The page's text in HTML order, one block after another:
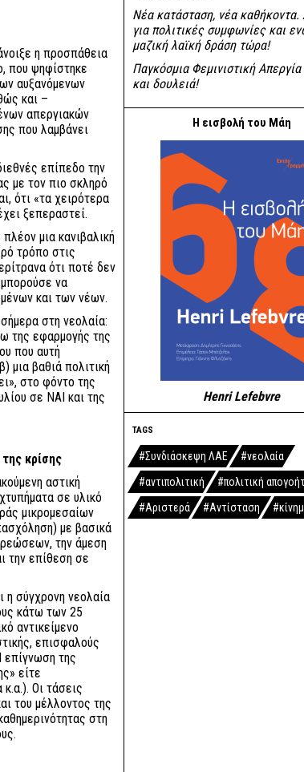
η προσπάθεια
που ψηφίστηκε
αυξανόμενων
και –
απεργιακών
που λαμβάνει
επίπεδο την
με τον πιο σκληρό
ότι «τα χειρότερα
ξεπεραστεί.
μια κανιβαλική
τρόπο στις
ότι ποτέ δεν
να
και των νέων.
στη νεολαία:
της εφαρμογής της
που αυτή
μια βαθιά πολιτική
στο φόντο της
σε ΝΑΙ και της
κρίσης
αστική
σε υλικό
μικρομεσαίων
με βασικά
την άμεση
την επίθεση σε
η σύγχρονη νεολαία
κάτω των 25
αντικείμενο
επισφαλούς
επίγνωση της
είτε
Οι τάσεις
του μέλλοντος της
στη
Νέα κατάσταση, νέα καθήκοντα.
για πολιτικές συμφωνίες και
μαζική λαϊκή δράση τώρα!
Παγκόσμια Φεμινιστική Απεργία
και δουλειά!
Η εισβολή του Μάη
Henri Lefebvre
TAGS
#Συνδιάσκεψη ΛΑΕ
#νεολαία
#αντιπολιτική
#πολιτική
#Αριστερά
#Αντίσταση